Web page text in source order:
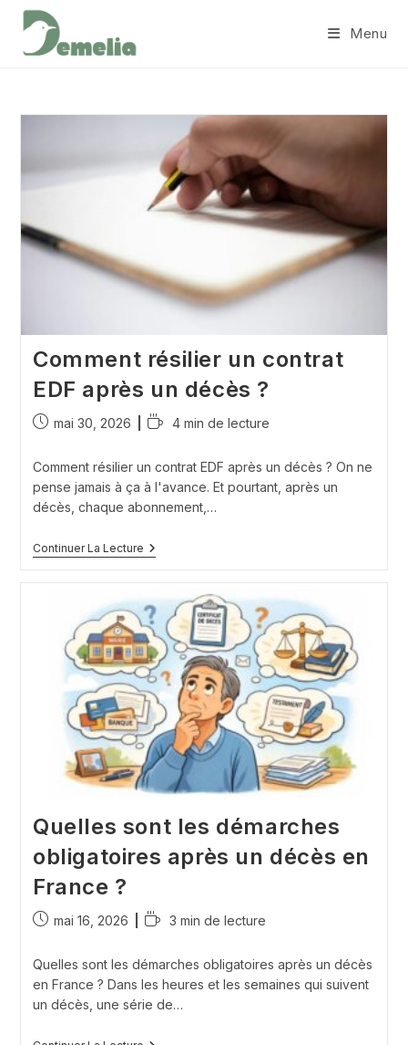
Skip
content
Menu
Comment résilier un contrat
EDF après un décès ?
Publication
mai 30, 2026
Temps
lecture :
4 min de lecture
Comment résilier un contrat EDF après un décès ? On ne
pense jamais à ça à l'avance. Et pourtant, après un
décès, chaque abonnement,…
Continuer La LectureComment
Résilier
EDF
Après
Un
Décès
?
Quelles sont les démarches
obligatoires après un décès en
France ?
Publication
mai 16, 2026
Temps
lecture :
3 min de lecture
Quelles sont les démarches obligatoires après un décès
en France ? Dans les heures et les semaines qui suivent
un décès, une série de…